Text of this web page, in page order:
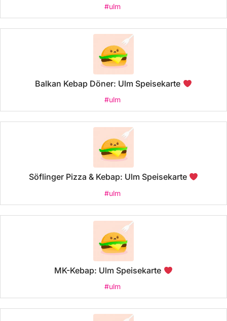
#ulm
Balkan Kebap Döner: Ulm Speisekarte
#ulm
Söflinger Pizza & Kebap: Ulm Speisekarte
#ulm
MK-Kebap: Ulm Speisekarte
#ulm